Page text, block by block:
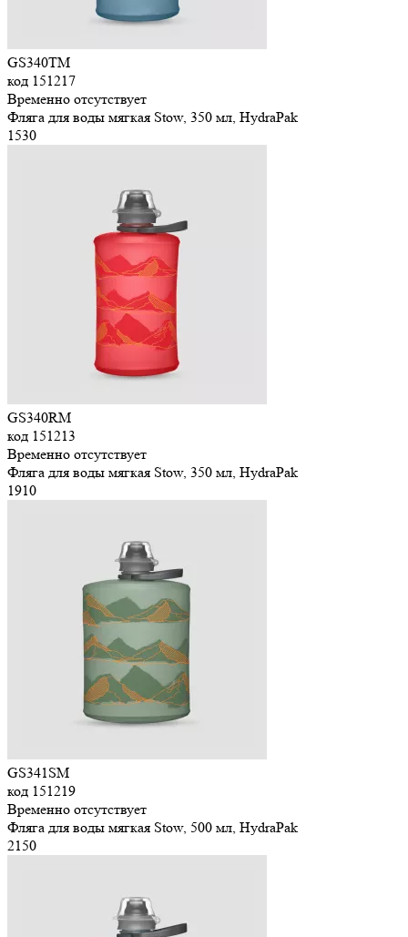
GS340TM
код 151217
Временно отсутствует
Фляга для воды мягкая Stow, 350 мл, HydraPak
1 530
GS340RM
код 151213
Временно отсутствует
Фляга для воды мягкая Stow, 350 мл, HydraPak
1910
GS341SM
код 151219
Временно отсутствует
Фляга для воды мягкая Stow, 500 мл, HydraPak
2150